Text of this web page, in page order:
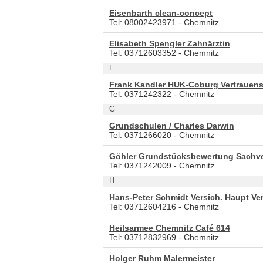
Eisenbarth clean-concept
Tel: 08002423971 - Chemnitz
Elisabeth Spengler Zahnärztin
Tel: 03712603352 - Chemnitz
F
Frank Kandler HUK-Coburg
Tel: 0371242322 - Chemnitz
G
Grundschulen / Charles Darwin
Tel: 0371266020 - Chemnitz
Göhler Grundstücksbewertung
Tel: 0371242009 - Chemnitz
H
Hans-Peter Schmidt Versich. Haupt
Tel: 03712604216 - Chemnitz
Heilsarmee Chemnitz Café 614
Tel: 03712832969 - Chemnitz
Holger Ruhm Malermeister